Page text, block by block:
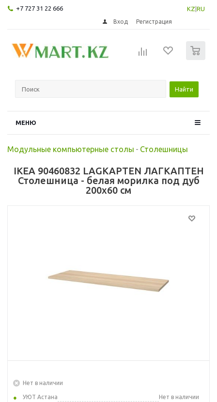
+7 727 31 22 666 KZ RU
Вход Регистрация
Найти
МЕНЮ
Модульные компьютерные столы - Столешницы
IKEA 90460832 LAGKAPTEN ЛАГКАПТЕН
Столешница - белая морилка под дуб
200x60 см
Нет в наличии
УЮТ Астана
Нет в наличии